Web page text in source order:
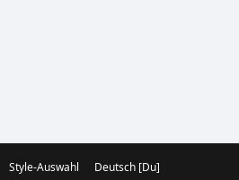
Style-Auswahl
Deutsch [Du]